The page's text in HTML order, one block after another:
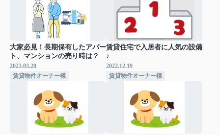
大家必見！長期保有したアパー
ト、マンションの売り時は？
2023.03.28
賃貸物件オーナー様
賃貸住宅で入居者に人気の設備
♪
2022.12.19
賃貸物件オーナー様